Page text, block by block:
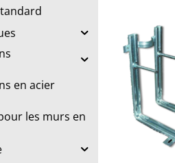
en acier
les murs en